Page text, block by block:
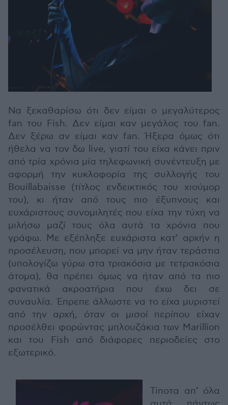
Να ξεκαθαρίσω ότι δεν είμαι ο μεγαλύτερος
fan του Fish. Δεν είμαι καν μεγάλος του fan.
Δεν ξέρω αν είμαι καν fan. Ήξερα όμως ότι
ήθελα να τον δω live, γιατί του είχα κάνει πριν
από τρία χρόνια μία τηλεφωνική συνέντευξη με
αφορμή την κυκλοφορία της συλλογής του
Bouillabaisse (τίτλος ενδεικτικός του χιούμορ
του), κι ήταν από τους πιο έξυπνους και
ευχάριστους συνομιλητές που είχα την τύχη να
μιλήσω μαζί τους όλα αυτά τα χρόνια που
γράφω. Με εξέπληξε ευχάριστα κατ’ αρχήν η
προσέλευση, που μπορεί να μην ήταν τεράστια
(υπολογίζω γύρω στα τριακόσια με τετρακόσια
άτομα), θα πρέπει όμως να ήταν από τα πιο
φανατικά ακροατήρια που έχω δει σε
συναυλία. Έπρεπε άλλωστε να το είχα μυριστεί
από την αρχή, όταν οι μισοί περίπου είχαν
προσέλθει φορώντας μπλουζάκια των Marillion
και του Fish από διάφορες περιοδείες στο
εξωτερικό.
Τίποτα απ’ όλα